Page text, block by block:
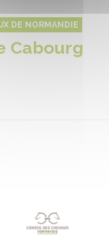
DE NORMANDIE
Cabourg